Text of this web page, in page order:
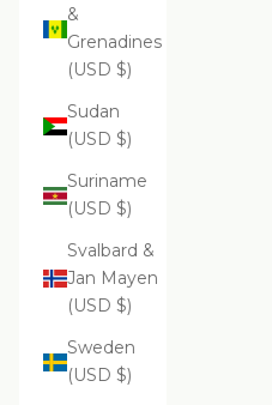
&
Grenadines
(USD $)
Sudan
(USD $)
Suriname
(USD $)
Svalbard &
Jan Mayen
(USD $)
Sweden
(USD $)